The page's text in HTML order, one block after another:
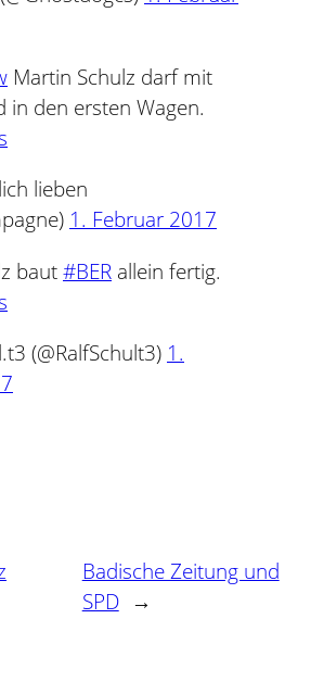
Martin Schulz darf mit
in den ersten Wagen.
lieben
1. Februar 2017
baut#BER allein fertig.
(@RalfSchult3) 1.
Badische Zeitung und
SPD →